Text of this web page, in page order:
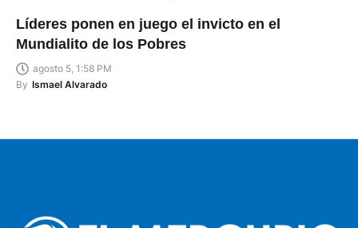
Líderes ponen en juego el invicto en el
Mundialito de los Pobres
agosto 5, 1:58 PM
By Ismael Alvarado